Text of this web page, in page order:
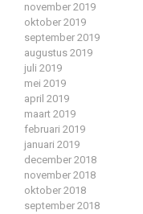
november 2019
oktober 2019
september 2019
augustus 2019
juli 2019
mei 2019
april 2019
maart 2019
februari 2019
januari 2019
december 2018
november 2018
oktober 2018
september 2018